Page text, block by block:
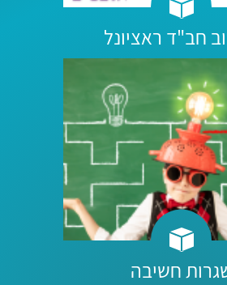
חב"ד ראציונל
חשיבה